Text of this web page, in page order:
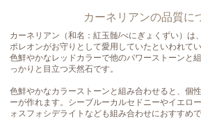
カーネリアンの品質に
カーネリアン（和名：紅玉髄/べにぎょくずい）は
ポレオンがお守りとして愛用していたといわれてい
色鮮やかなレッドカラーで他のパワーストーンと
っかりと目立つ天然石です。
色鮮やかなカラーストーンと組み合わせると、個
ーが作れます。シーブルーカルセドニーやイエロ
ォスフォシデライトなども組み合わせにおすすめで